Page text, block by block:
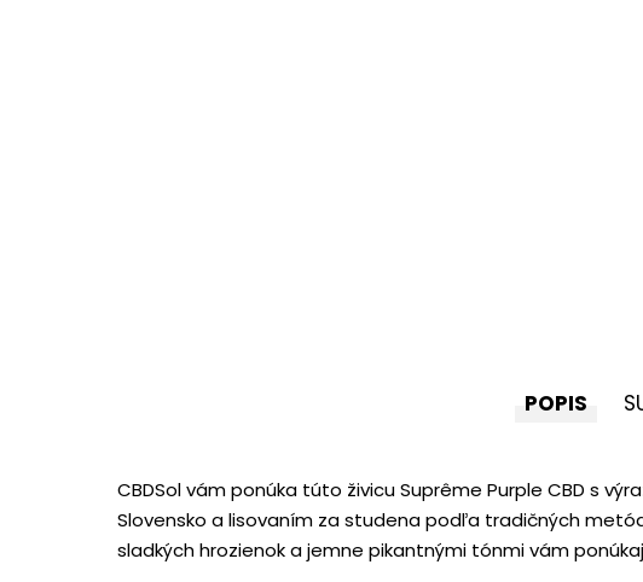
POPIS
CBDSol vám ponúka túto živicu Suprême Purple CBD s
Slovensko a lisovaním za studena podľa tradičných
sladkých hrozienok a jemne pikantnými tónmi vám